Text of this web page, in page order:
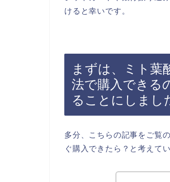
けると幸いです。
まずは、ミト葉
法で購入できる
ることにしまし
多分、こちらの記事をご覧
ぐ購入できたら？と考えて